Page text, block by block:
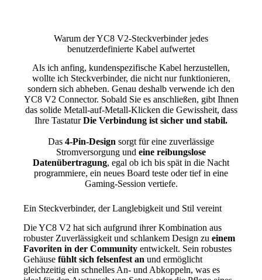
Warum der YC8 V2-Steckverbinder jedes
benutzerdefinierte Kabel aufwertet
Als ich anfing, kundenspezifische Kabel herzustellen,
wollte ich Steckverbinder, die nicht nur funktionieren,
sondern sich abheben. Genau deshalb verwende ich den
YC8 V2 Connector. Sobald Sie es anschließen, gibt Ihnen
das solide Metall-auf-Metall-Klicken die Gewissheit, dass
Ihre TastaturDie Verbindung ist sicher und stabil.
Das 4-Pin-Design sorgt für eine zuverlässige
Stromversorgung und eine reibungslose
Datenübertragung, egal ob ich bis spät in die Nacht
programmiere, ein neues Board teste oder tief in eine
Gaming-Session vertiefe.
Ein Steckverbinder, der Langlebigkeit und Stil vereint
Die YC8 V2 hat sich aufgrund ihrer Kombination aus
robuster Zuverlässigkeit und schlankem Design zu einem
Favoriten in der Community entwickelt. Sein robustes
Gehäuse fühlt sich felsenfest an und ermöglicht
gleichzeitig ein schnelles An- und Abkoppeln, was es